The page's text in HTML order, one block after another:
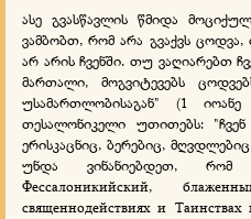
ასე გვასწავლის წმიდა
ვამბობთ, რომ არა გვაქვს
არ არის ჩვენში. თუ ვაღიარებთ
მართალი, მოგვიტევებს
უსამართლობისაგან" (1
თესალონიკელი უთითებს:
ერისკაცნიც, ბერებიც,
უნდა ვინანიებდეთ,
Фессалоникийский,
священнодействиях и